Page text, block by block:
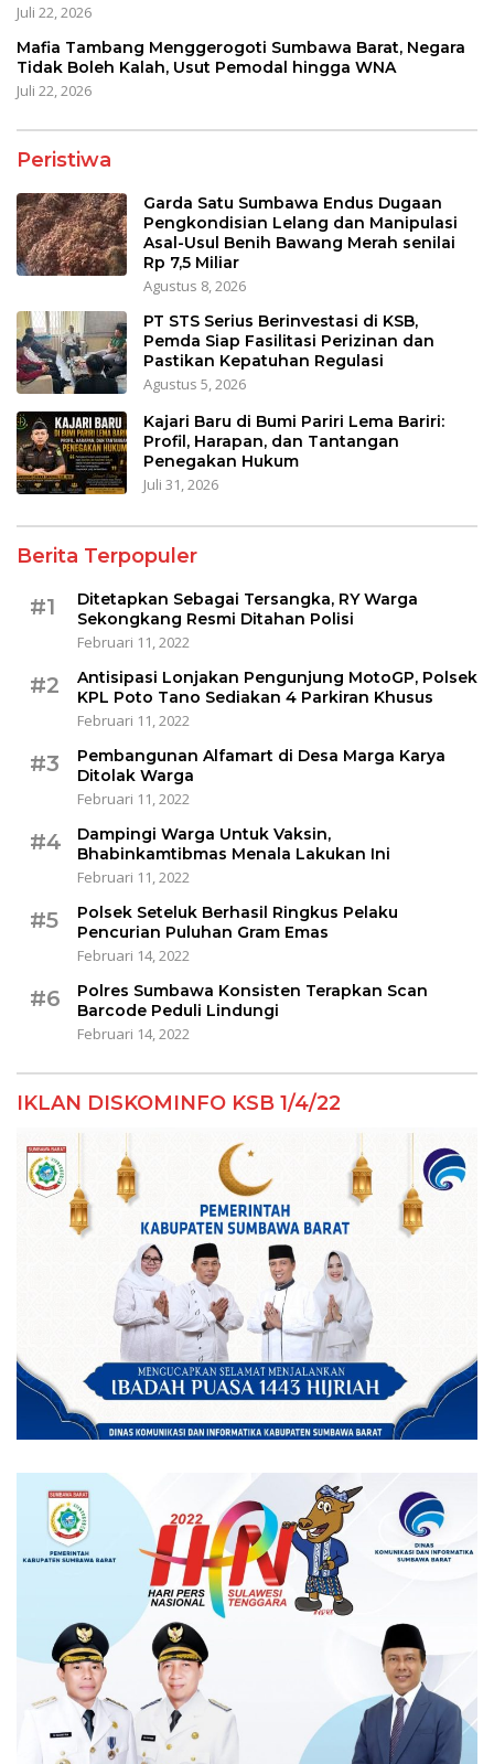
Juli 22, 2026
Mafia Tambang Menggerogoti Sumbawa Barat, Negara
Tidak Boleh Kalah, Usut Pemodal hingga WNA
Juli 22, 2026
Peristiwa
Garda Satu Sumbawa Endus Dugaan
Pengkondisian Lelang dan Manipulasi
Asal-Usul Benih Bawang Merah senilai
Rp 7,5 Miliar
Agustus 8, 2026
PT STS Serius Berinvestasi di KSB,
Pemda Siap Fasilitasi Perizinan dan
Pastikan Kepatuhan Regulasi
Agustus 5, 2026
Kajari Baru di Bumi Pariri Lema Bariri:
Profil, Harapan, dan Tantangan
Penegakan Hukum
Juli 31, 2026
Berita Terpopuler
#1
Ditetapkan Sebagai Tersangka, RY Warga
Sekongkang Resmi Ditahan Polisi
Februari 11, 2022
#2
Antisipasi Lonjakan Pengunjung MotoGP, Polsek
KPL Poto Tano Sediakan 4 Parkiran Khusus
Februari 11, 2022
#3
Pembangunan Alfamart di Desa Marga Karya
Ditolak Warga
Februari 11, 2022
#4
Dampingi Warga Untuk Vaksin,
Bhabinkamtibmas Menala Lakukan Ini
Februari 11, 2022
#5
Polsek Seteluk Berhasil Ringkus Pelaku
Pencurian Puluhan Gram Emas
Februari 14, 2022
#6
Polres Sumbawa Konsisten Terapkan Scan
Barcode Peduli Lindungi
Februari 14, 2022
IKLAN DISKOMINFO KSB 1/4/22